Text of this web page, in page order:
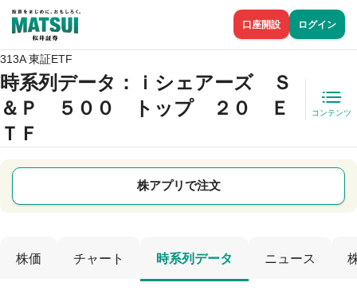
口座開設 ログイン
313A 東証ETF
時系列データ ：ｉシェアーズ Ｓ
＆Ｐ ５００ トップ ２０ Ｅ
ＴＦ
コンテンツ
株アプリで注文
株価 チャート 時系列データ ニュース